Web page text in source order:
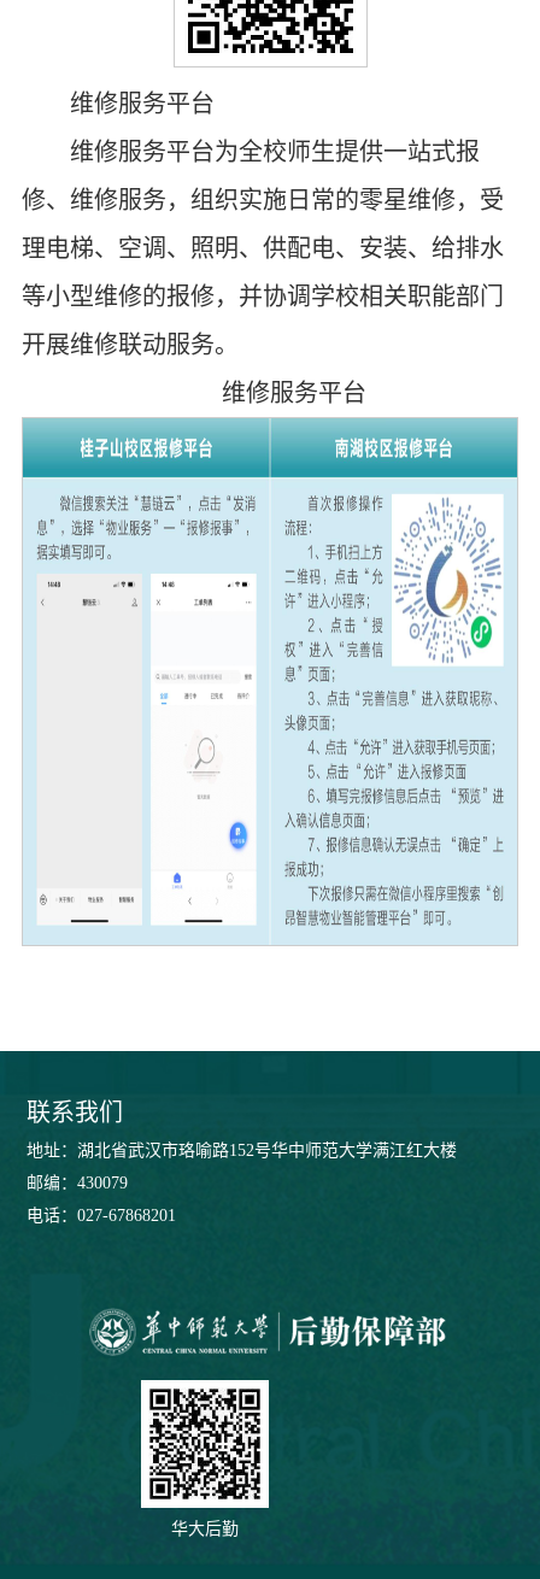
维修服务平台
维修服务平台为全校师生提供一站式报
修、维修服务，组织实施日常的零星维修，受
理电梯、空调、照明、供配电、安装、给排水
等小型维修的报修，并协调学校相关职能部门
开展维修联动服务。
维修服务平台
联系我们
地址：湖北省武汉市珞喻路152号华中师范大学满江红大楼
邮编：430079
电话：027-67868201
华大后勤